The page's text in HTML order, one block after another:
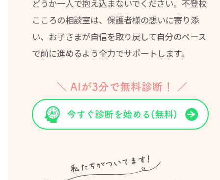
どうか一人で抱え込まないでください。不登校
こころの相談室は、保護者様の想いに寄り添
い、お子さまが自信を取り戻して自分のペース
で前に進めるよう全力でサポートします。
＼ AIが3分で無料診断！ ／
今すぐ診断を始める(無料)